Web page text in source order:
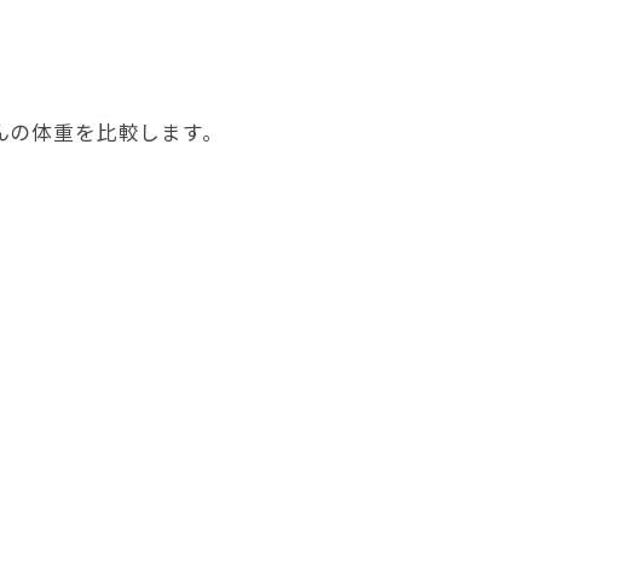
体重を比較します。